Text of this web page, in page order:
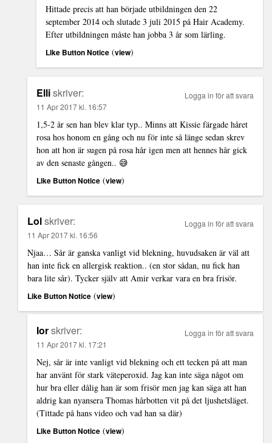
Hittade precis att han började utbildningen den 22
september 2014 och slutade 3 juli 2015 på Hair Academy.
Efter utbildningen måste han jobba 3 år som lärling.
Like Button Notice (view)
Elliskriver:
11 Apr 2017 kl. 16:57
1,5-2 år sen han blev klar typ.. Minns att Kissie färgade håret
rosa hos honom en gång och nu för inte så länge sedan skrev
hon att hon är sugen på rosa hår igen men att hennes hår gick
av den senaste gången.. 😅
Like Button Notice (view)
Logga in för att svara
Lolskriver:
11 Apr 2017 kl. 16:56
Njaa… Sår är ganska vanligt vid blekning, huvudsaken är väl att
han inte fick en allergisk reaktion.. (en stor sådan, nu fick han
bara lite sår). Tycker själv att Amir verkar vara en bra frisör.
Like Button Notice (view)
Logga in för att svara
Iorskriver:
11 Apr 2017 kl. 17:21
Nej, sår är inte vanligt vid blekning och ett tecken på att man
har använt för stark väteperoxid. Jag kan inte säga något om
hur bra eller dålig han är som frisör men jag kan säga att han
aldrig kan nyansera Thomas hårbotten vit på det ljushetsläget.
(Tittade på hans video och vad han sa där)
Like Button Notice (view)
Logga in för att svara